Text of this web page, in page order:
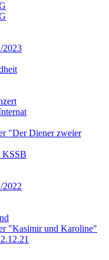
2023
"Der Diener zweier
KSSB
2022
"Kasimir und Karoline"